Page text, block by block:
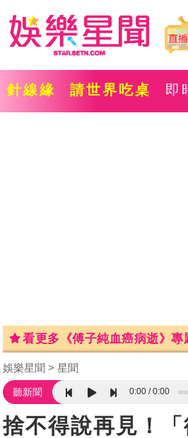
針線緣 請世界吃桌 即
看更多《傅子純血癌病逝》專
娛樂星聞 星聞
聽新聞 0:00 0:00
捨不得說再見！